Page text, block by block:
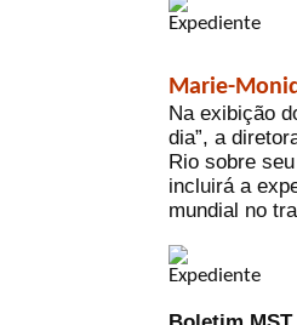
Marie-
Na exibição
dia”, a
Rio sobre
incluirá a
mundial no